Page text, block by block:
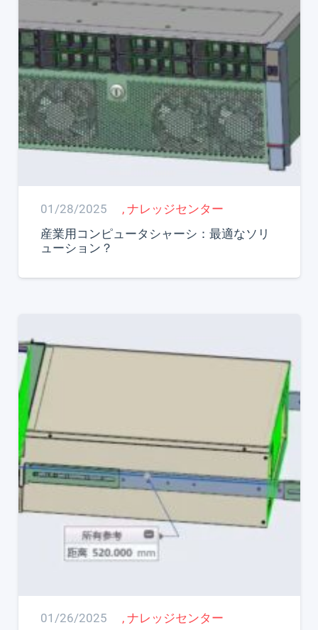
01/28/2025 , ナレッジセンター
産業用コンピュータシャーシ：最適なソリ
ューション？
01/26/2025 , ナレッジセンター